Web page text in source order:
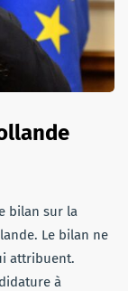
bilan sur la
Le bilan ne
attribuent.
à